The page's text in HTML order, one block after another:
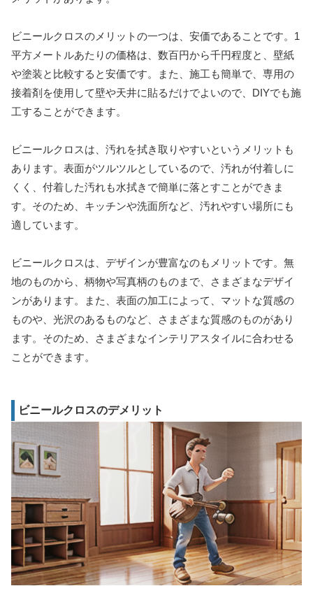
ビニールクロスのメリットの一つは、安価であることです。1
平方メートルあたりの価格は、数百円から千円程度と、壁紙
や塗装と比較すると安価です。また、施工も簡単で、専用の
接着剤を使用して壁や天井に貼るだけでよいので、DIYでも施
工することができます。
ビニールクロスは、汚れを拭き取りやすいというメリットも
あります。表面がツルツルとしているので、汚れが付着しに
くく、付着した汚れも水拭きで簡単に落とすことができま
す。そのため、キッチンや洗面所など、汚れやすい場所にも
適しています。
ビニールクロスは、デザインが豊富なのもメリットです。無
地のものから、柄物や写真柄のものまで、さまざまなデザイ
ンがあります。また、表面の加工によって、マットな質感の
ものや、光沢のあるものなど、さまざまな質感のものがあり
ます。そのため、さまざまなインテリアスタイルに合わせる
ことができます。
ビニールクロスのデメリット